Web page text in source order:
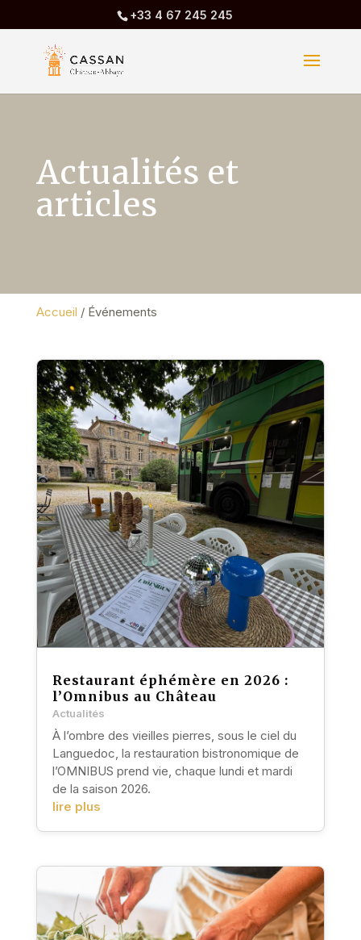
+33 4 67 245 245
Actualités et
articles
Accueil / Événements
Restaurant éphémère en 2026 :
l’Omnibus au Château
Actualités
À l’ombre des vieilles pierres, sous le ciel du
Languedoc, la restauration bistronomique de
l’OMNIBUS prend vie, chaque lundi et mardi
de la saison 2026.
lire plus